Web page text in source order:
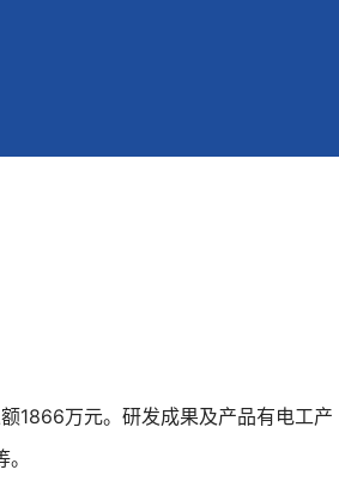
1866万元。研发成果及产品有电工产